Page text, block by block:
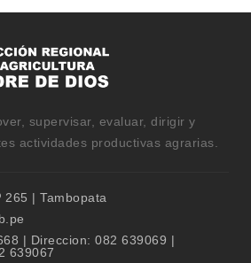
supervisar, evaluar, dirigir y
actividades productivas agrarias.
265 | Tambopata
| Direccion: 082 639069 |
639067